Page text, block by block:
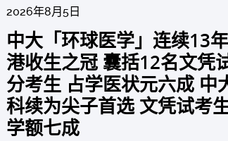
2026年8月5日
中大「环球医学」连续13
港收生之冠 囊括12名文凭
分考生 占学医状元六成 中
科续为尖子首选 文凭试考
学额七成
中大研发「AI-OCT」系统
糖尿黄斑水肿 假阳性转介
锐减六成 缩短患者轮候诊
间
中大黄秀娟教授获颁中国工
最高荣誉「光华工程科技
成为今届医药衞生领域唯一
学者
中大新设「香港中文大学凤
学金」嘉许公开试状元 鼓
医状元走出课堂放眼世界
21世纪妙手仁医
中大全新一站式PGT-Plus
精准辨识传统检测中复杂基
常「盲点」 降低人工受孕
及异常妊娠风险
2026年6月22日
中大发现青光眼治疗新靶
鼠实验证实可恢复七成视
助开创崭新神经保护疗法
2026年6月17日
中大成功拆解肝癌免疫治疗
性机制 揭一种免疫细胞具
废喂食」新功能助癌细胞耐
2026年6月10日
中大与多名全球专家共同牵
国肺癌研究 逾半晚期ALK
肺癌病人七年无恶化 因特
因异常而引起的肺癌有望
「慢性病」 患者可与病共存
2026年6月5日
中大教授陈重娥获颁「清野
出领袖奖」 成为本港首名
荣膺亚洲糖尿病教研最高
2026年6月2日
中大汇聚逾200位区域专家
私人医疗保险如何推动全民
覆盖
2026年5月19日
中大张源津医生成首位亚洲
员 荣获国际泌尿科权威奖
John K. Lattimer 讲座奖
2026年5月14日
中大取得「从实验室到临
用」研究突破 初步证实
药物可改善严重中风康复